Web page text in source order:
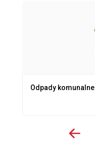
Odpady komunalne